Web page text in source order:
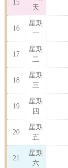
15
天
16
星期
一
17
星期
二
18
星期
三
19
星期
四
20
星期
五
21
星期
六